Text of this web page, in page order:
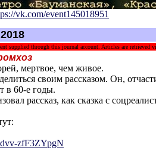
vk.com/event145018951
supplied through this journal account. Articles are retrieved
мертвое, чем живое.
своим рассказом. Он,
в 60-е годы.
рассказ, как сказка с
zfF3ZYpgN